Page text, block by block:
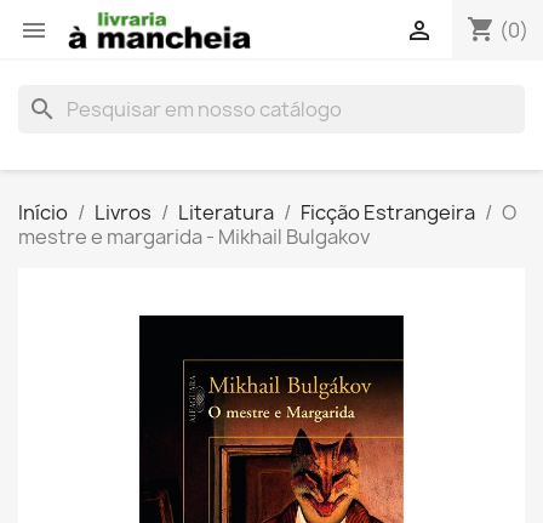
 shopping_cart (0)

search
Início Livros Literatura Ficção Estrangeira
O
mestre e margarida - Mikhail Bulgakov